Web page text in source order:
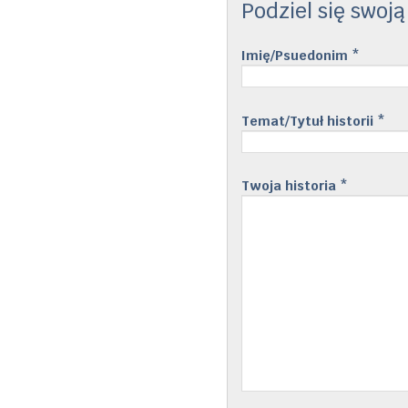
Podziel się
Imię/Psuedonim *
Temat/Tytuł historii *
Twoja historia *